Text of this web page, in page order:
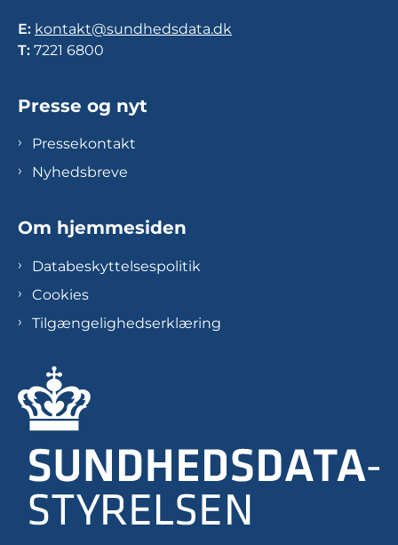
E: kontakt@sundhedsdata.dk
T: 7221 6800
Presse og nyt
Pressekontakt
Nyhedsbreve
Om hjemmesiden
Databeskyttelsespolitik
Cookies
Tilgængelighedserklæring